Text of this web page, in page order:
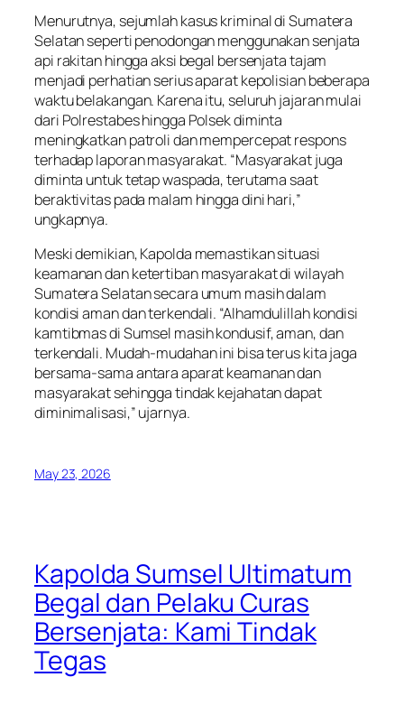
Menurutnya, sejumlah kasus kriminal di Sumatera
Selatan seperti penodongan menggunakan senjata
api rakitan hingga aksi begal bersenjata tajam
menjadi perhatian serius aparat kepolisian beberapa
waktu belakangan. Karena itu, seluruh jajaran mulai
dari Polrestabes hingga Polsek diminta
meningkatkan patroli dan mempercepat respons
terhadap laporan masyarakat. “Masyarakat juga
diminta untuk tetap waspada, terutama saat
beraktivitas pada malam hingga dini hari,”
ungkapnya.
Meski demikian, Kapolda memastikan situasi
keamanan dan ketertiban masyarakat di wilayah
Sumatera Selatan secara umum masih dalam
kondisi aman dan terkendali. “Alhamdulillah kondisi
kamtibmas di Sumsel masih kondusif, aman, dan
terkendali. Mudah-mudahan ini bisa terus kita jaga
bersama-sama antara aparat keamanan dan
masyarakat sehingga tindak kejahatan dapat
diminimalisasi,” ujarnya.
May 23, 2026
Kapolda Sumsel Ultimatum
Begal dan Pelaku Curas
Bersenjata: Kami Tindak
Tegas